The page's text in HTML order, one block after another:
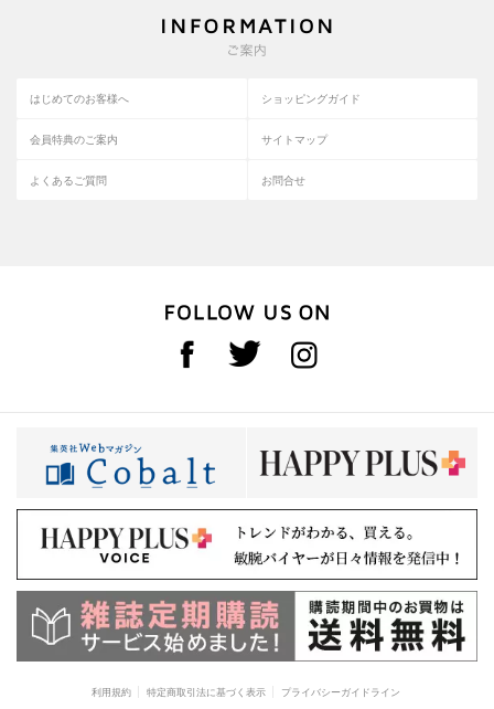
はじめてのお客様へ ショッピングガイド
会員特典のご案内 サイトマップ
よくあるご質問 お問合せ
利用規約 特定商取引法に基づく表示 プライバシーガイドライン